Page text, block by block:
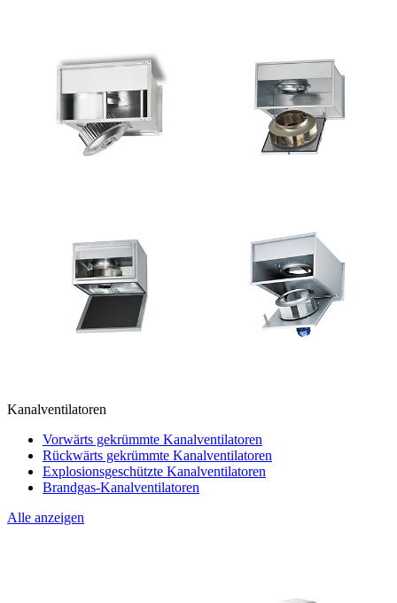
Kanalventilatoren
Vorwärts gekrümmte Kanalventilatoren
Rückwärts gekrümmte Kanalventilatoren
Explosionsgeschützte Kanalventilatoren
Brandgas-Kanalventilatoren
Alle anzeigen